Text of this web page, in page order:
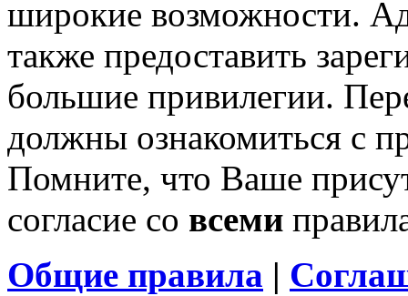
широкие возможности.
также предоставить
большие привилегии.
должны ознакомиться с
Помните, что Ваше
согласие со всеми
Общие правила |